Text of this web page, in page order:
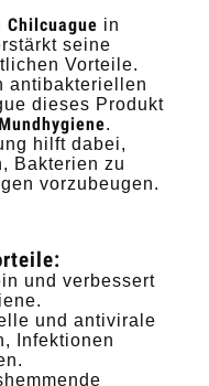
Chilcuague in
seine
Vorteile.
antibakteriellen
dieses Produkt
.
hilft dabei,
Bakterien zu
vorzubeugen.
und verbessert
und antivirale
Infektionen